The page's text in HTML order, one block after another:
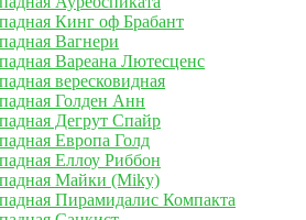
Кинг оф Брабант
Вагнери
Вареана Лютесценс
вересковидная
Голден Анн
Дегрут Спайр
Европа Голд
Еллоу Риббон
Майки (Miky)
Пирамидалис Компакта